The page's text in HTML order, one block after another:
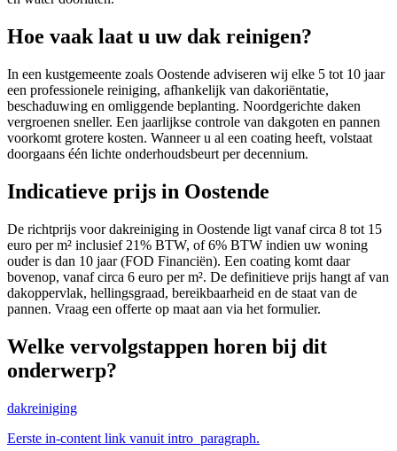
Hoe vaak laat u uw dak reinigen?
In een kustgemeente zoals Oostende adviseren wij elke 5 tot 10 jaar
een professionele reiniging, afhankelijk van dakoriëntatie,
beschaduwing en omliggende beplanting. Noordgerichte daken
vergroenen sneller. Een jaarlijkse controle van dakgoten en pannen
voorkomt grotere kosten. Wanneer u al een coating heeft, volstaat
doorgaans één lichte onderhoudsbeurt per decennium.
Indicatieve prijs in Oostende
De richtprijs voor dakreiniging in Oostende ligt vanaf circa 8 tot 15
euro per m² inclusief 21% BTW, of 6% BTW indien uw woning
ouder is dan 10 jaar (FOD Financiën). Een coating komt daar
bovenop, vanaf circa 6 euro per m². De definitieve prijs hangt af van
dakoppervlak, hellingsgraad, bereikbaarheid en de staat van de
pannen. Vraag een offerte op maat aan via het formulier.
Welke vervolgstappen horen bij dit
onderwerp?
dakreiniging
Eerste in-content link vanuit intro_paragraph.